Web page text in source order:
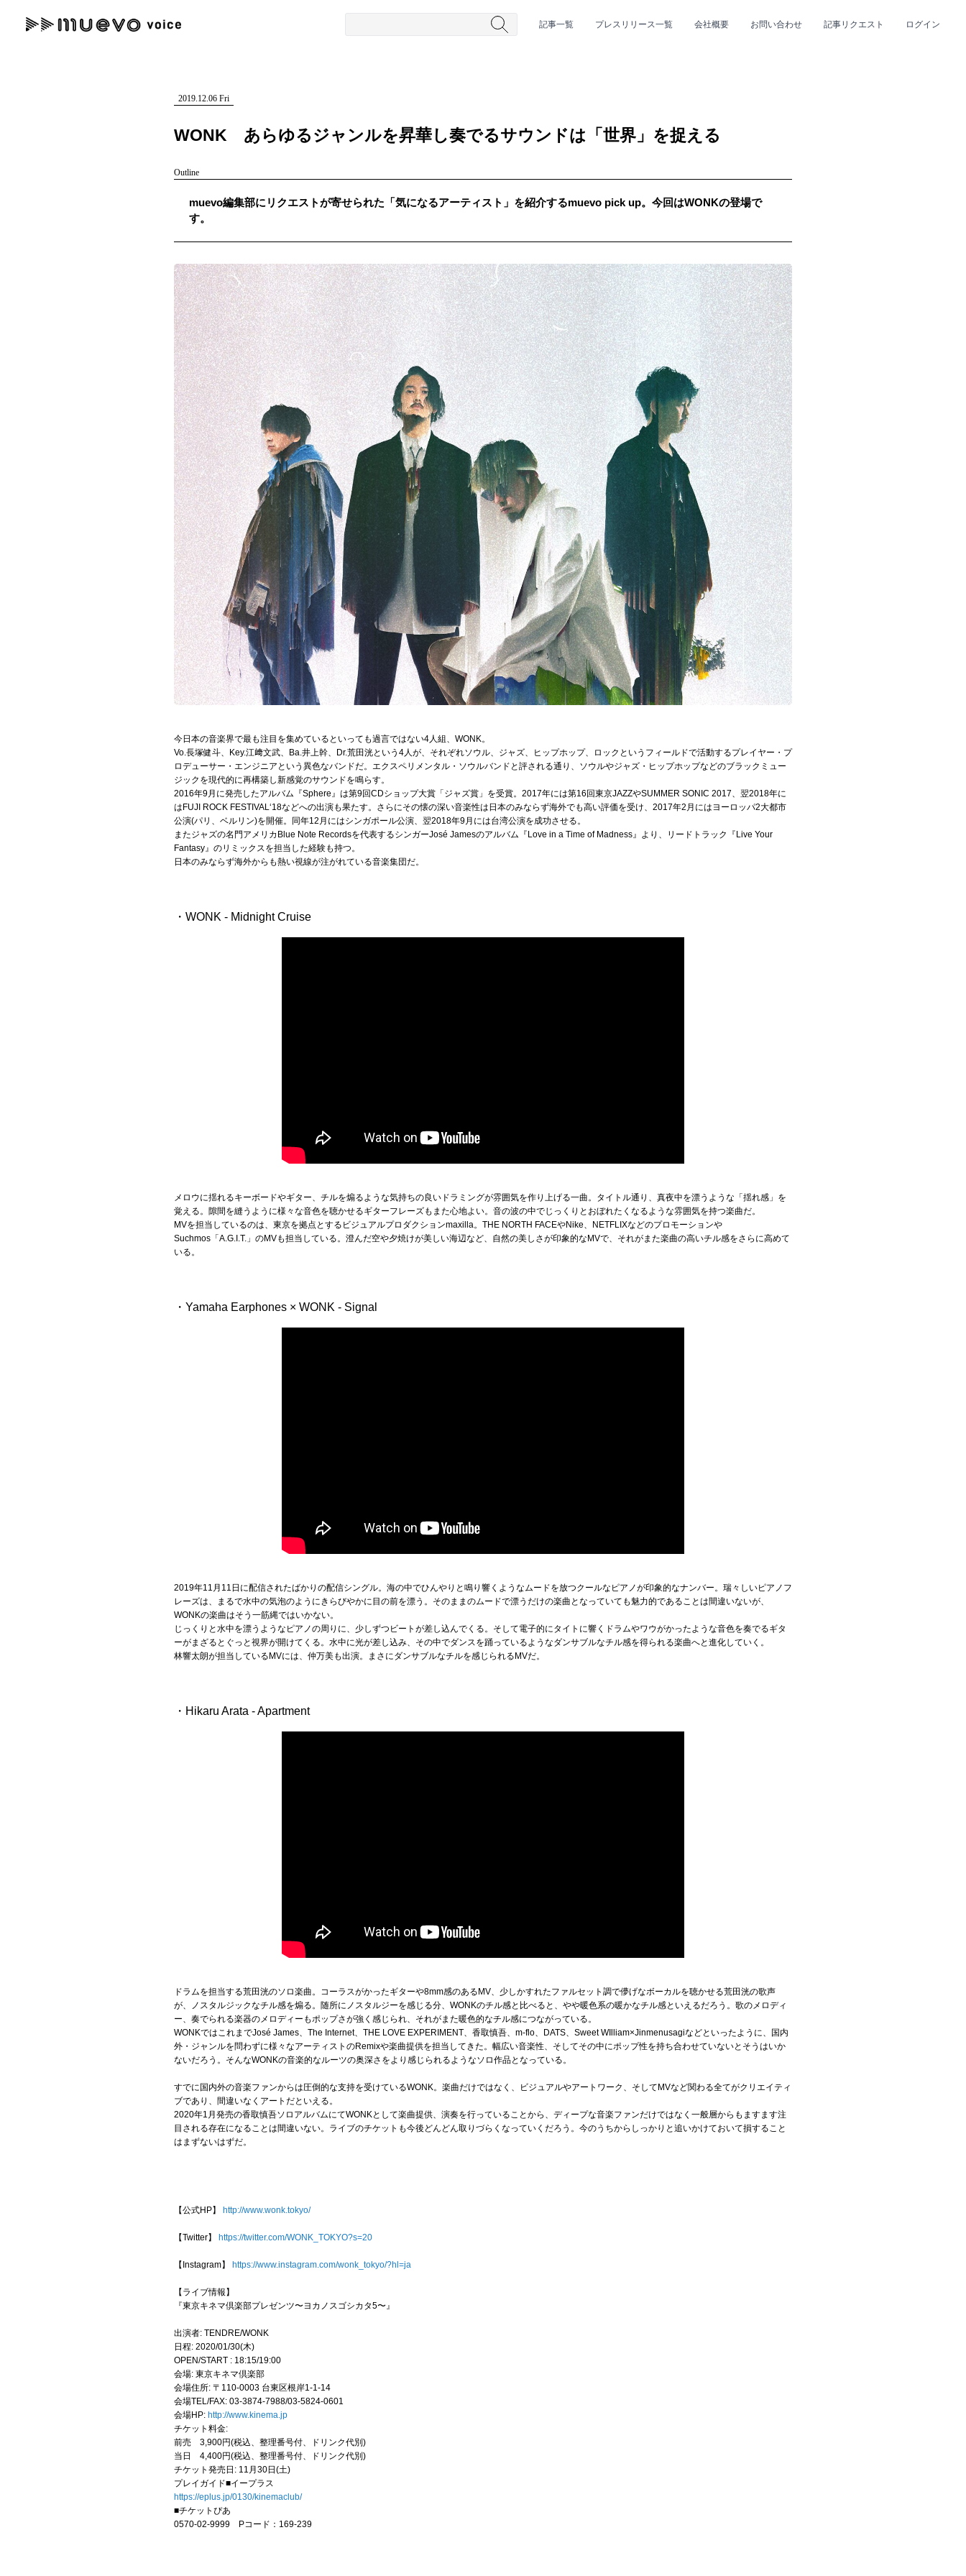
記事一覧 プレスリリース一覧 会社概要 お問い合わせ 記事リクエスト ログイン
"読者の声を形にする”音楽特化メディア
2019.12.06 Fri
WONK あらゆるジャンルを昇華し奏でるサウンドは「世界」を捉える
Outline
muevo編集部にリクエストが寄せられた「気になるアーティスト」を紹介するmuevo pick up。今回はWONKの登場で
す。
今日本の音楽界で最も注目を集めているといっても過言ではない4人組、WONK。
Vo.長塚健斗、Key.江﨑文武、Ba.井上幹、Dr.荒田洸という4人が、それぞれソウル、ジャズ、ヒップホップ、ロックというフィールドで活動するプレイヤー・プ
ロデューサー・エンジニアという異色なバンドだ。エクスペリメンタル・ソウルバンドと評される通り、ソウルやジャズ・ヒップホップなどのブラックミュー
ジックを現代的に再構築し新感覚のサウンドを鳴らす。
2016年9月に発売したアルバム『Sphere』は第9回CDショップ大賞「ジャズ賞」を受賞。2017年には第16回東京JAZZやSUMMER SONIC 2017、翌2018年に
はFUJI ROCK FESTIVAL‘18などへの出演も果たす。さらにその懐の深い音楽性は日本のみならず海外でも高い評価を受け、2017年2月にはヨーロッパ2大都市
公演(パリ、ベルリン)を開催。同年12月にはシンガポール公演、翌2018年9月には台湾公演を成功させる。
またジャズの名門アメリカBlue Note Recordsを代表するシンガーJosé Jamesのアルバム『Love in a Time of Madness』より、リードトラック『Live Your
Fantasy』のリミックスを担当した経験も持つ。
日本のみならず海外からも熱い視線が注がれている音楽集団だ。
・WONK - Midnight Cruise
メロウに揺れるキーボードやギター、チルを煽るような気持ちの良いドラミングが雰囲気を作り上げる一曲。タイトル通り、真夜中を漂うような「揺れ感」を
覚える。隙間を縫うように様々な音色を聴かせるギターフレーズもまた心地よい。音の波の中でじっくりとおぼれたくなるような雰囲気を持つ楽曲だ。
MVを担当しているのは、東京を拠点とするビジュアルプロダクションmaxilla。THE NORTH FACEやNike、NETFLIXなどのプロモーションや
Suchmos「A.G.I.T.」のMVも担当している。澄んだ空や夕焼けが美しい海辺など、自然の美しさが印象的なMVで、それがまた楽曲の高いチル感をさらに高めて
いる。
・Yamaha Earphones × WONK - Signal
2019年11月11日に配信されたばかりの配信シングル。海の中でひんやりと鳴り響くようなムードを放つクールなピアノが印象的なナンバー。瑞々しいピアノフ
レーズは、まるで水中の気泡のようにきらびやかに目の前を漂う。そのままのムードで漂うだけの楽曲となっていても魅力的であることは間違いないが、
WONKの楽曲はそう一筋縄ではいかない。
じっくりと水中を漂うようなピアノの周りに、少しずつビートが差し込んでくる。そして電子的にタイトに響くドラムやワウがかったような音色を奏でるギタ
ーがまざるとぐっと視界が開けてくる。水中に光が差し込み、その中でダンスを踊っているようなダンサブルなチル感を得られる楽曲へと進化していく。
林響太朗が担当しているMVには、仲万美も出演。まさにダンサブルなチルを感じられるMVだ。
・Hikaru Arata - Apartment
ドラムを担当する荒田洸のソロ楽曲。コーラスがかったギターや8mm感のあるMV、少しかすれたファルセット調で儚げなボーカルを聴かせる荒田洸の歌声
が、ノスタルジックなチル感を煽る。随所にノスタルジーを感じる分、WONKのチル感と比べると、やや暖色系の暖かなチル感といえるだろう。歌のメロディ
ー、奏でられる楽器のメロディーもポップさが強く感じられ、それがまた暖色的なチル感につながっている。
WONKではこれまでJosé James、The Internet、THE LOVE EXPERIMENT、香取慎吾、m-flo、DATS、Sweet WIlliam×Jinmenusagiなどといったように、国内
外・ジャンルを問わずに様々なアーティストのRemixや楽曲提供を担当してきた。幅広い音楽性、そしてその中にポップ性を持ち合わせていないとそうはいか
ないだろう。そんなWONKの音楽的なルーツの奥深さをより感じられるようなソロ作品となっている。
すでに国内外の音楽ファンからは圧倒的な支持を受けているWONK。楽曲だけではなく、ビジュアルやアートワーク、そしてMVなど関わる全てがクリエイティ
ブであり、間違いなくアートだといえる。
2020年1月発売の香取慎吾ソロアルバムにてWONKとして楽曲提供、演奏を行っていることから、ディープな音楽ファンだけではなく一般層からもますます注
目される存在になることは間違いない。ライブのチケットも今後どんどん取りづらくなっていくだろう。今のうちからしっかりと追いかけておいて損すること
はまずないはずだ。
【公式HP】 http://www.wonk.tokyo/
【Twitter】 https://twitter.com/WONK_TOKYO?s=20
【Instagram】 https://www.instagram.com/wonk_tokyo/?hl=ja
【ライブ情報】
『東京キネマ倶楽部プレゼンツ〜ヨカノスゴシカタ5〜』
出演者: TENDRE/WONK
日程: 2020/01/30(木)
OPEN/START : 18:15/19:00
会場: 東京キネマ倶楽部
会場住所: 〒110-0003 台東区根岸1-1-14
会場TEL/FAX: 03-3874-7988/03-5824-0601
会場HP: http://www.kinema.jp
チケット料金:
前売 3,900円(税込、整理番号付、ドリンク代別)
当日 4,400円(税込、整理番号付、ドリンク代別)
チケット発売日: 11月30日(土)
プレイガイド■イープラス
https://eplus.jp/0130/kinemaclub/
■チケットぴあ
0570-02-9999 Pコード：169-239